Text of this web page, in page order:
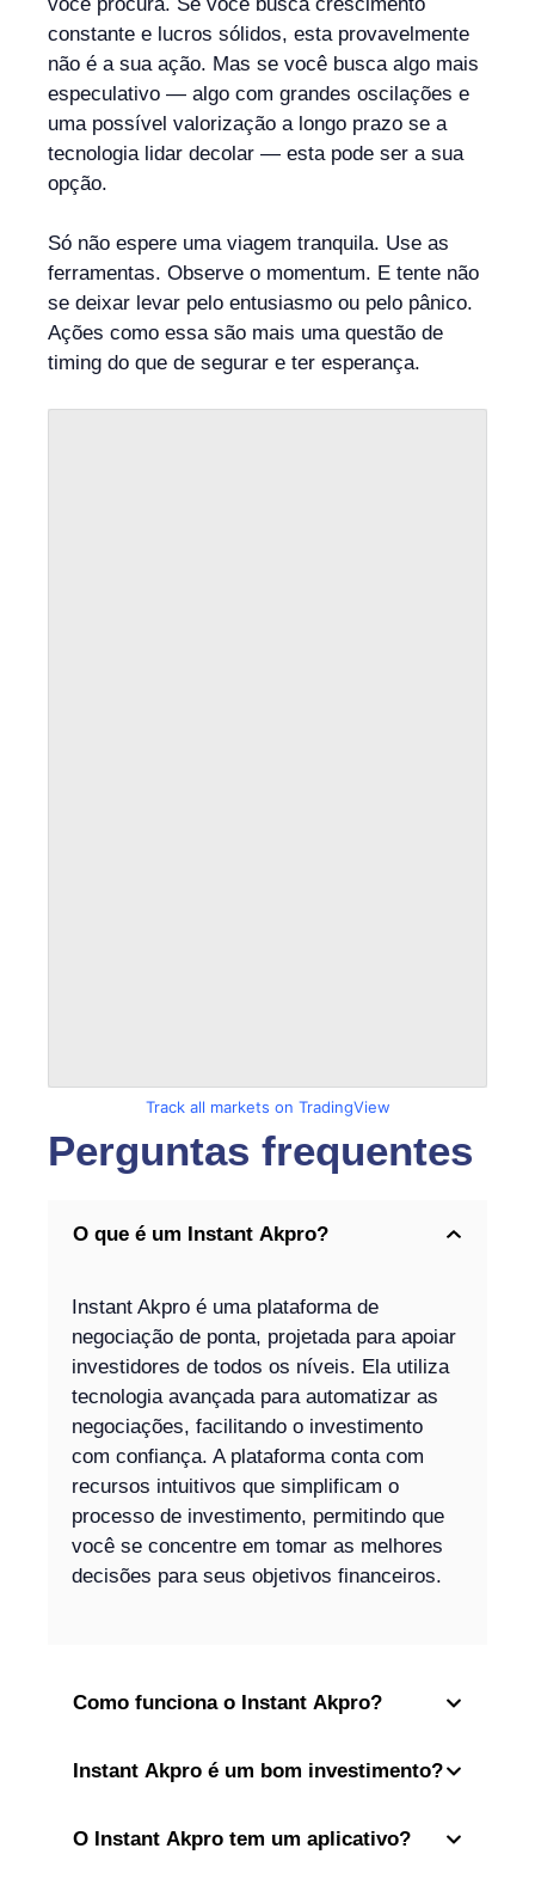
constante e lucros sólidos, esta provavelmente
não é a sua ação. Mas se você busca algo mais
especulativo — algo com grandes oscilações e
uma possível valorização a longo prazo se a
tecnologia lidar decolar — esta pode ser a sua
opção.
Só não espere uma viagem tranquila. Use as
ferramentas. Observe o momentum. E tente não
se deixar levar pelo entusiasmo ou pelo pânico.
Ações como essa são mais uma questão de
timing do que de segurar e ter esperança.
Track all markets on TradingView
Perguntas frequentes
O que é um Instant Akpro?
Instant Akpro é uma plataforma de
negociação de ponta, projetada para apoiar
investidores de todos os níveis. Ela utiliza
tecnologia avançada para automatizar as
negociações, facilitando o investimento
com confiança. A plataforma conta com
recursos intuitivos que simplificam o
processo de investimento, permitindo que
você se concentre em tomar as melhores
decisões para seus objetivos financeiros.
Como funciona o Instant Akpro?
Instant Akpro é um bom investimento?
O Instant Akpro tem um aplicativo?